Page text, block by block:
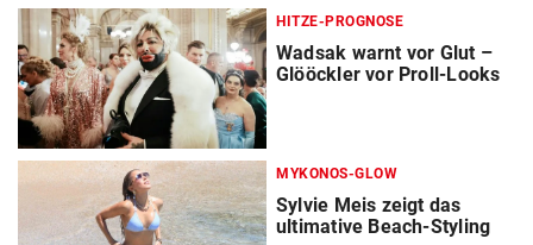
HITZE-PROGNOSE
Wadsak warnt vor Glut –
Glööckler vor Proll-Looks
MYKONOS-GLOW
Sylvie Meis zeigt das
ultimative Beach-Styling